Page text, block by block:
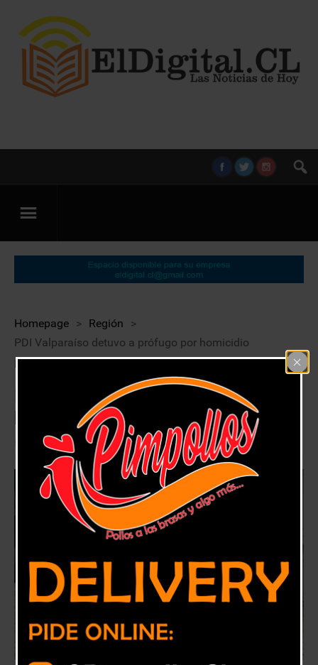
Homepage > Región
>
PDI Valparaíso detuvo a prófugo por homicidio
perpetrado en Tabolango
PDI Valparaíso detuvo a prófugo por
homicidio perpetrado en Tabolango
28 febrero, 2021 Región